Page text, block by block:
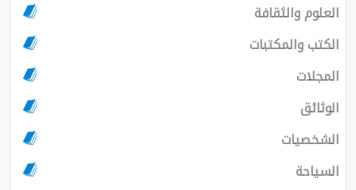
العلوم والثقافة
الكتب والمكتبات
المجلات
الوثائق
الشخصيات
السياحة